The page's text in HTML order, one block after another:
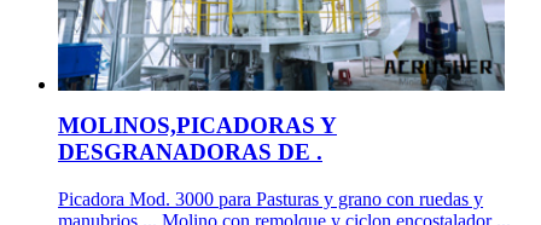
MOLINOS,PICADORAS Y
DESGRANADORAS DE .
Picadora Mod. 3000 para Pasturas y grano con ruedas y